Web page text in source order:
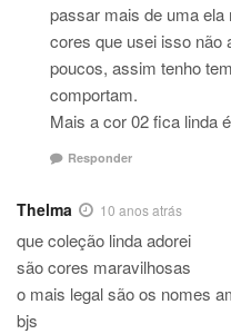
passar mais de uma
cores que usei isso não
poucos, assim tenho
comportam.
Mais a cor 02 fica linda
Responder
Thelma 10 anos atrás
que coleção linda adorei
são cores maravilhosas
o mais legal são os nomes
bjs